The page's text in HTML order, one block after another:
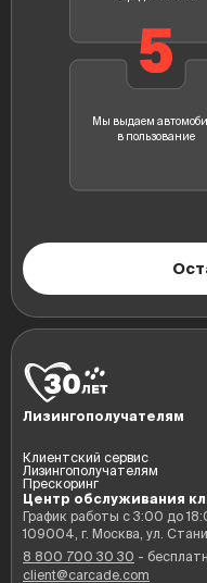
Мы выдаем
в пользование
Лизингополучателям
Клиентский сервис
Лизингополучателям
Прескоринг
Центр обслуживания
График работы с 3:00 до
109004, г. Москва, ул.
8 800 700 30 30 -
client@carcade.com